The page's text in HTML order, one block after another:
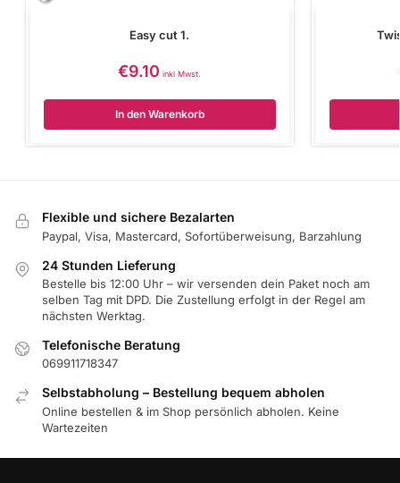
Easy cut 1.
€9.10 inkl Mwst.
In den Warenkorb
Flexible und sichere Bezalarten
Paypal, Visa, Mastercard, Sofortüberweisung, Barzahlung
24 Stunden Lieferung
Bestelle bis 12:00 Uhr – wir versenden dein Paket noch am
selben Tag mit DPD. Die Zustellung erfolgt in der Regel am
nächsten Werktag.
Telefonische Beratung
069911718347
Selbstabholung – Bestellung bequem abholen
Online bestellen & im Shop persönlich abholen. Keine
Wartezeiten